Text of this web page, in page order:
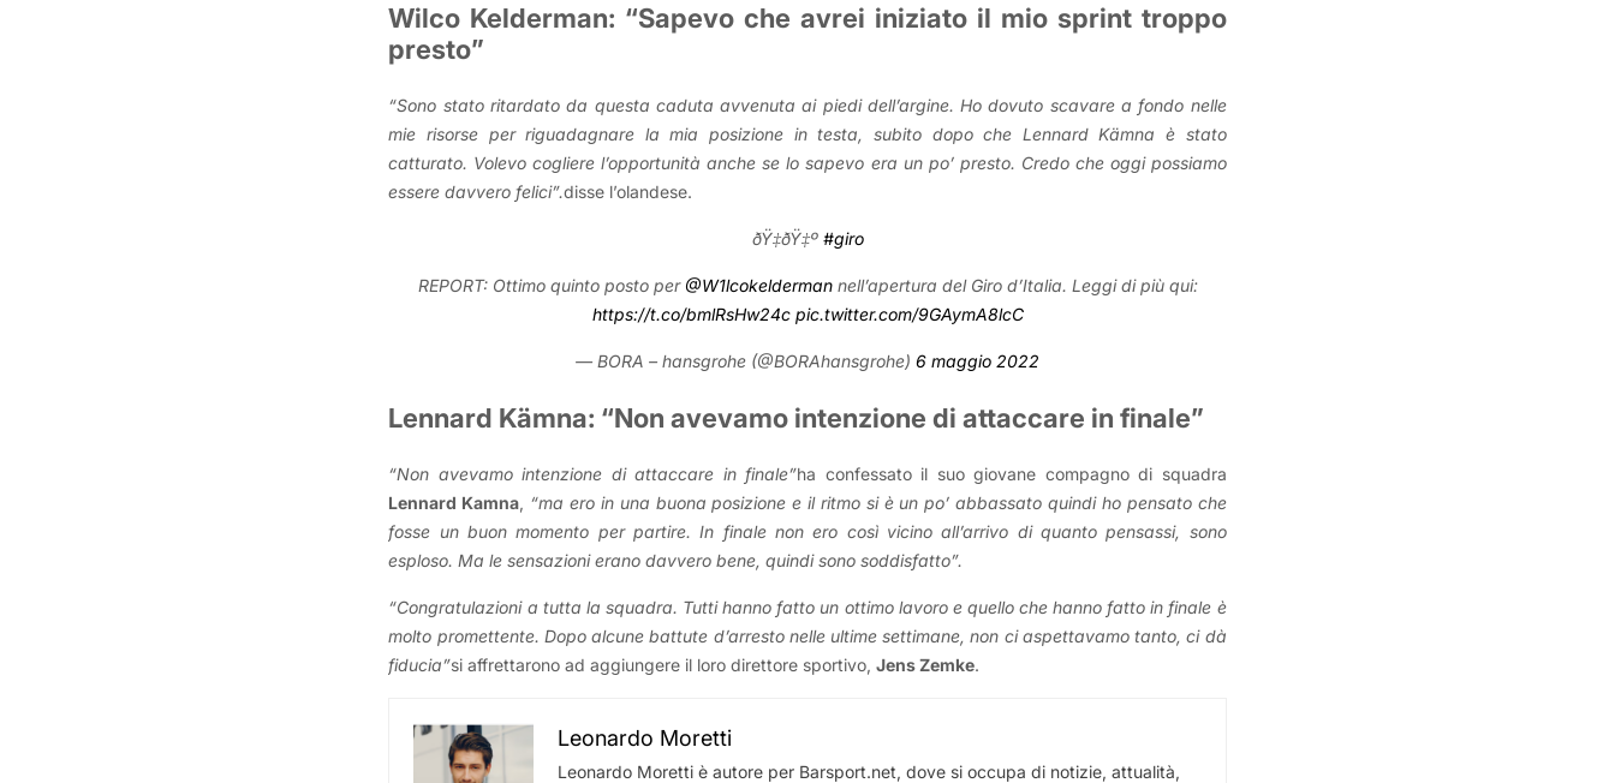
Wilco Kelderman: “Sapevo che avrei iniziato il mio sprint troppo
presto”
“Sono stato ritardato da questa caduta avvenuta ai piedi dell’argine. Ho dovuto scavare a fondo nelle
mie risorse per riguadagnare la mia posizione in testa, subito dopo che Lennard Kämna è stato
catturato. Volevo cogliere l’opportunità anche se lo sapevo era un po’ presto. Credo che oggi possiamo
essere davvero felici”.disse l’olandese.
ðŸ‡ðŸ‡º #giro
REPORT: Ottimo quinto posto per @W1lcokeldermannell’apertura del Giro d’Italia. Leggi di più qui:
https://t.co/bmlRsHw24c pic.twitter.com/9GAymA8lcC
— BORA – hansgrohe (@BORAhansgrohe) 6 maggio 2022
Lennard Kämna: “Non avevamo intenzione di attaccare in finale”
“Non avevamo intenzione di attaccare in finale”ha confessato il suo giovane compagno di squadra
Lennard Kamna, “ma ero in una buona posizione e il ritmo si è un po’ abbassato quindi ho pensato che
fosse un buon momento per partire. In finale non ero così vicino all’arrivo di quanto pensassi, sono
esploso. Ma le sensazioni erano davvero bene, quindi sono soddisfatto”.
“Congratulazioni a tutta la squadra. Tutti hanno fatto un ottimo lavoro e quello che hanno fatto in finale è
molto promettente. Dopo alcune battute d’arresto nelle ultime settimane, non ci aspettavamo tanto, ci dà
fiducia”si affrettarono ad aggiungere il loro direttore sportivo,Jens Zemke.
Leonardo Moretti
Leonardo Moretti è autore per Barsport.net, dove si occupa di notizie, attualità,